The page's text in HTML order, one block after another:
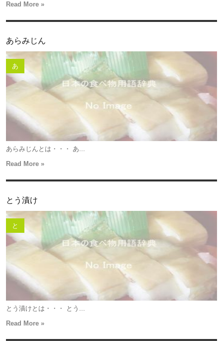
Read More »
あらみじん
あ
あらみじんとは・・・ あ...
Read More »
とう漬け
と
とう漬けとは・・・ とう...
Read More »